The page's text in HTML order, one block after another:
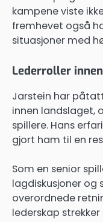
kampene viste
fremhevet også
situasjoner med
Lederroller
Jarstein har
innen landslaget,
spillere. Hans
gjort ham til en
Som en senior
lagdiskusjoner
overordnede
lederskap